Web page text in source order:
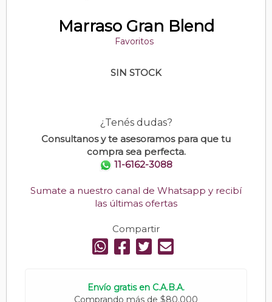
Marraso Gran Blend
Favoritos
SIN STOCK
¿Tenés dudas?
Consultanos y te asesoramos para que tu
compra sea perfecta.
11-6162-3088
Sumate a nuestro canal de Whatsapp y recibí
las últimas ofertas
Compartir
Envío gratis en C.A.B.A.
Comprando más de $80.000